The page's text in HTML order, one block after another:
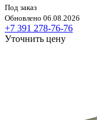
Под заказ
Обновлено 06.08.2026
+7 391 278-76-76
Уточнить цену